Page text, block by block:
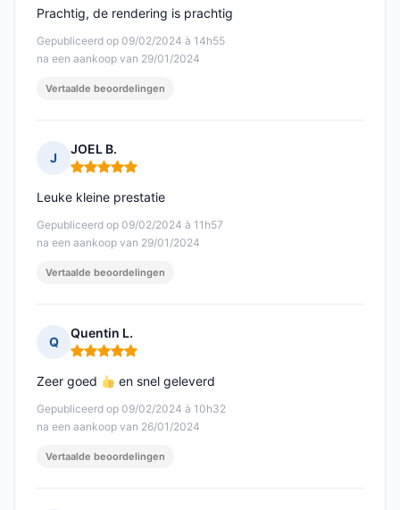
Gepubliceerd op 09/02/2024 à 14h55
na een aankoop van 29/01/2024
Prachtig, de rendering is prachtig
Vertaalde beoordelingen
J
JOEL B.
Opmerking: 5 van 5
Gepubliceerd op 09/02/2024 à 11h57
na een aankoop van 29/01/2024
Leuke kleine prestatie
Vertaalde beoordelingen
Q
Quentin L.
Opmerking: 5 van 5
Gepubliceerd op 09/02/2024 à 10h32
na een aankoop van 26/01/2024
Zeer goed en snel geleverd
Vertaalde beoordelingen